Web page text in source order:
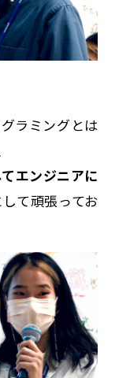
ラミングとは
エンジニアに
て頑張ってお